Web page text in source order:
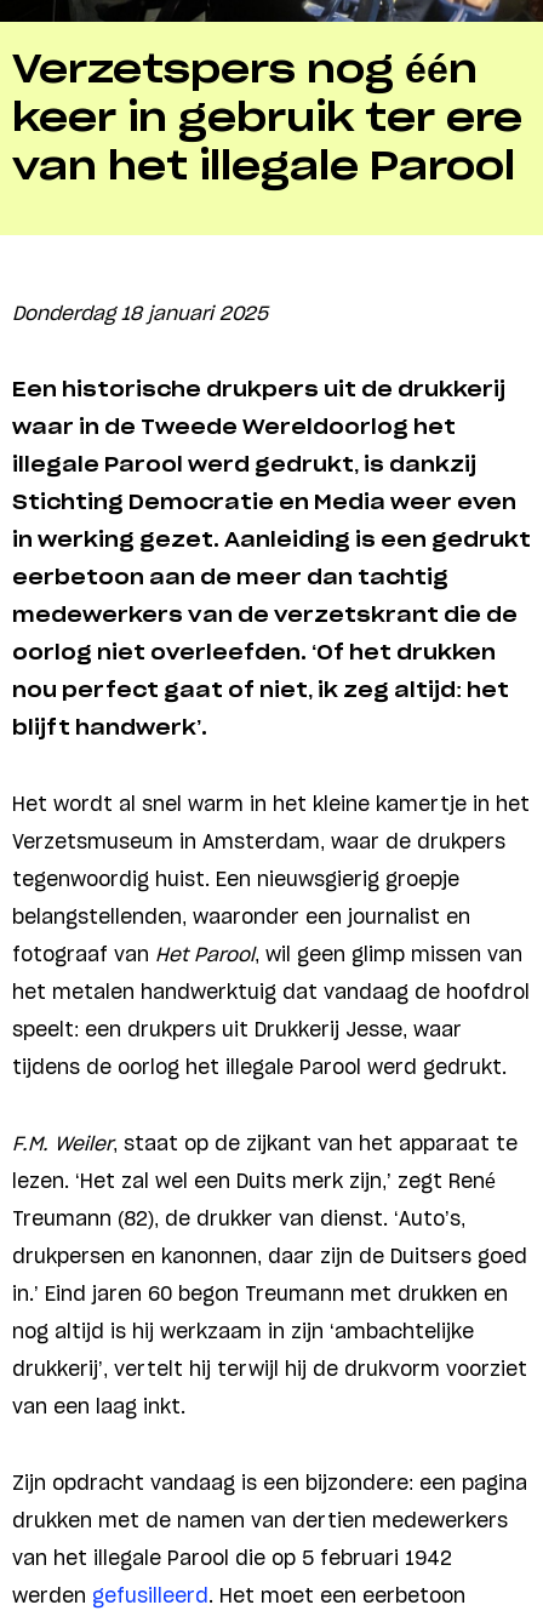
Verzetspers nog één
keer in gebruik ter ere
van het illegale Parool
Donderdag 18 januari 2025
Een historische drukpers uit de drukkerij
waar in de Tweede Wereldoorlog het
illegale Parool werd gedrukt, is dankzij
Stichting Democratie en Media weer even
in werking gezet. Aanleiding is een gedrukt
eerbetoon aan de meer dan tachtig
medewerkers van de verzetskrant die de
oorlog niet overleefden. ‘Of het drukken
nou perfect gaat of niet, ik zeg altijd: het
blijft handwerk’.
Het wordt al snel warm in het kleine kamertje in het
Verzetsmuseum in Amsterdam, waar de drukpers
tegenwoordig huist. Een nieuwsgierig groepje
belangstellenden, waaronder een journalist en
fotograaf van Het Parool, wil geen glimp missen van
het metalen handwerktuig dat vandaag de hoofdrol
speelt: een drukpers uit Drukkerij Jesse, waar
tijdens de oorlog het illegale Parool werd gedrukt.
F.M. Weiler, staat op de zijkant van het apparaat te
lezen. ‘Het zal wel een Duits merk zijn,’ zegt René
Treumann (82), de drukker van dienst. ‘Auto’s,
drukpersen en kanonnen, daar zijn de Duitsers goed
in.’ Eind jaren 60 begon Treumann met drukken en
nog altijd is hij werkzaam in zijn ‘ambachtelijke
drukkerij’, vertelt hij terwijl hij de drukvorm voorziet
van een laag inkt.
Zijn opdracht vandaag is een bijzondere: een pagina
drukken met de namen van dertien medewerkers
van het illegale Parool die op 5 februari 1942
werden gefusilleerd . Het moet een eerbetoon